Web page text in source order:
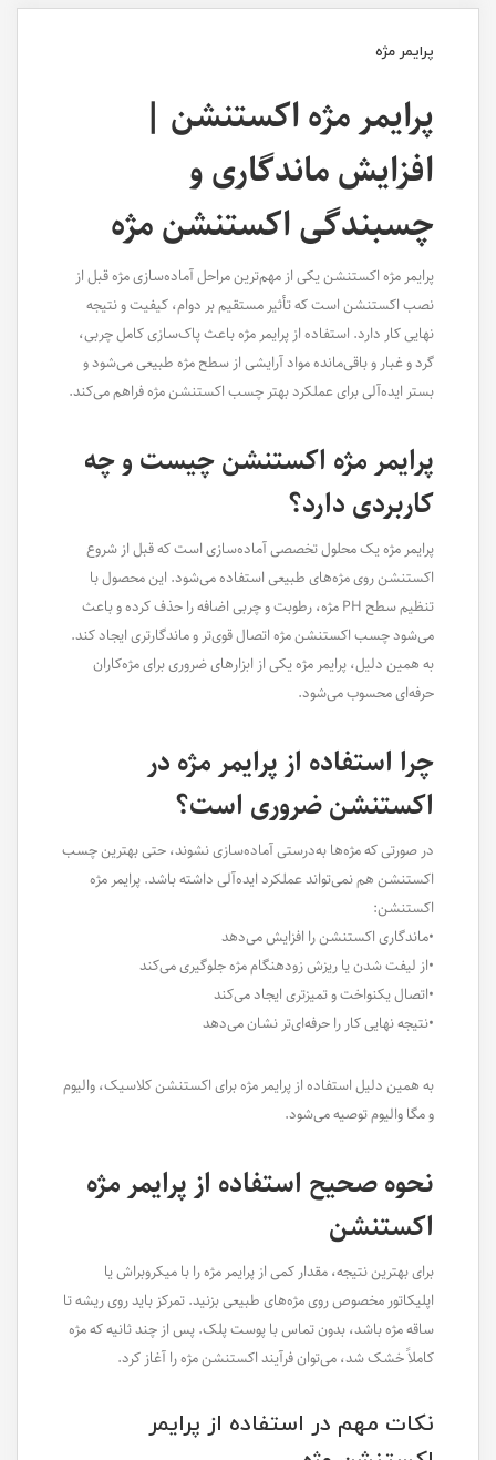
پرایمر مژه
پرایمر مژه اکستنشن |
افزایش ماندگاری و
چسبندگی اکستنشن مژه
پرایمر مژه اکستنشن یکی از مهم‌ترین مراحل آماده‌سازی مژه قبل از
نصب اکستنشن است که تأثیر مستقیم بر دوام، کیفیت و نتیجه
نهایی کار دارد. استفاده از پرایمر مژه باعث پاک‌سازی کامل چربی،
گرد و غبار و باقی‌مانده مواد آرایشی از سطح مژه طبیعی می‌شود و
بستر ایده‌آلی برای عملکرد بهتر چسب اکستنشن مژه فراهم می‌کند.
پرایمر مژه اکستنشن چیست و چه
کاربردی دارد؟
پرایمر مژه یک محلول تخصصی آماده‌سازی است که قبل از شروع
اکستنشن روی مژه‌های طبیعی استفاده می‌شود. این محصول با
تنظیم سطح PH مژه، رطوبت و چربی اضافه را حذف کرده و باعث
می‌شود چسب اکستنشن مژه اتصال قوی‌تر و ماندگارتری ایجاد کند.
به همین دلیل، پرایمر مژه یکی از ابزارهای ضروری برای مژه‌کاران
حرفه‌ای محسوب می‌شود.
چرا استفاده از پرایمر مژه در
اکستنشن ضروری است؟
در صورتی که مژه‌ها به‌درستی آماده‌سازی نشوند، حتی بهترین چسب
اکستنشن هم نمی‌تواند عملکرد ایده‌آلی داشته باشد. پرایمر مژه
اکستنشن:
•ماندگاری اکستنشن را افزایش می‌دهد
•از لیفت شدن یا ریزش زودهنگام مژه جلوگیری می‌کند
•اتصال یکنواخت و تمیزتری ایجاد می‌کند
•نتیجه نهایی کار را حرفه‌ای‌تر نشان می‌دهد
به همین دلیل استفاده از پرایمر مژه برای اکستنشن کلاسیک، والیوم
و مگا والیوم توصیه می‌شود.
نحوه صحیح استفاده از پرایمر مژه
اکستنشن
برای بهترین نتیجه، مقدار کمی از پرایمر مژه را با میکروبراش یا
اپلیکاتور مخصوص روی مژه‌های طبیعی بزنید. تمرکز باید روی ریشه تا
ساقه مژه باشد، بدون تماس با پوست پلک. پس از چند ثانیه که مژه
کاملاً خشک شد، می‌توان فرآیند اکستنشن مژه را آغاز کرد.
نکات مهم در استفاده از پرایمر